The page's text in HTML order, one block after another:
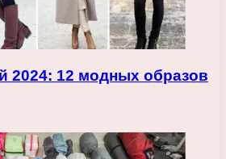
2024: 12 модных образов